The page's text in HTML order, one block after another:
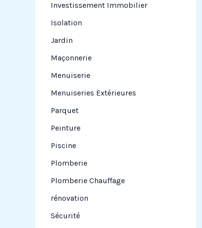
Investissement Immobilier
Isolation
Jardin
Maçonnerie
Menuiserie
Menuiseries Extérieures
Parquet
Peinture
Piscine
Plomberie
Plomberie Chauffage
rénovation
Sécurité